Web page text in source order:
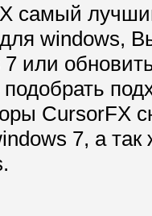
самый
windows,
или
подобрать
7, а